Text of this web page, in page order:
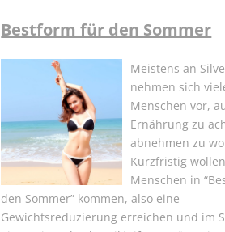
Bestform für den Sommer
Meistens an
nehmen sich
Menschen vor,
Ernährung zu
abnehmen zu
Kurzfristig
Menschen in
den Sommer” kommen, also eine
Gewichtsreduzierung erreichen und im